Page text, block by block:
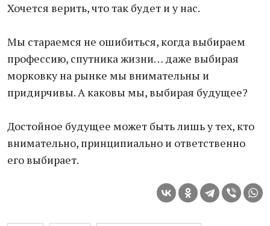
Хочется верить, что так будет и у нас.
Мы стараемся не ошибиться, когда выбираем
профессию, спутника жизни… даже выбирая
морковку на рынке мы внимательны и
придирчивы. А каковы мы, выбирая будущее?
Достойное будущее может быть лишь у тех, кто
внимательно, принципиально и ответственно
его выбирает.